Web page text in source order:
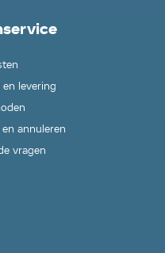
levering
annuleren
vragen